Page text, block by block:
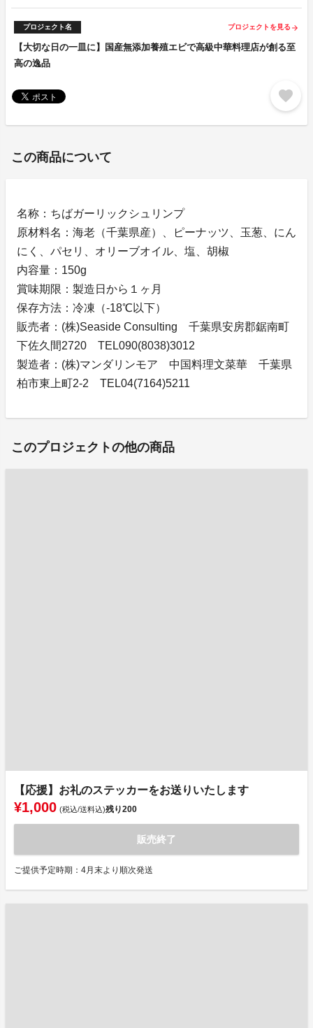
プロジェクト名 プロジェクトを見る arrow_forward
【大切な日の一皿に】国産無添加養殖エビで高級中華料理店が創る至
高の逸品
favorite
この商品について
名称：ちばガーリックシュリンプ
原材料名：海老（千葉県産）、ピーナッツ、玉葱、にん
にく、パセリ、オリーブオイル、塩、胡椒
内容量：150g
賞味期限：製造日から１ヶ月
保存方法：冷凍（-18℃以下）
販売者：(株)Seaside Consulting 千葉県安房郡鋸南町
下佐久間2720 TEL090(8038)3012
製造者：(株)マンダリンモア 中国料理文菜華 千葉県
柏市東上町2-2 TEL04(7164)5211
このプロジェクトの他の商品
【応援】お礼のステッカーをお送りいたします
¥1,000 (税込/送料込)残り200
販売終了
ご提供予定時期：4月末より順次発送